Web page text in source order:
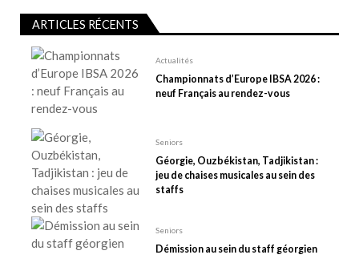
l
’
ARTICLES RÉCENTS
Actualités
Championnats d’Europe IBSA 2026 :
neuf Français au rendez-vous
Seniors
Géorgie, Ouzbékistan, Tadjikistan :
jeu de chaises musicales au sein des
staffs
Seniors
Démission au sein du staff géorgien